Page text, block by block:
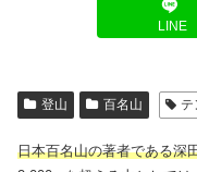
LINE
登山 百名山 テ
日本百名山の著者である深